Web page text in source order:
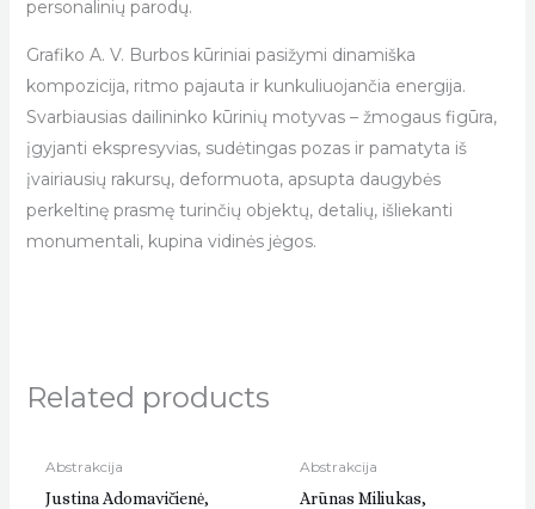
personalinių parodų.
Grafiko A. V. Burbos kūriniai pasižymi dinamiška
kompozicija, ritmo pajauta ir kunkuliuojančia energija.
Svarbiausias dailininko kūrinių motyvas – žmogaus figūra,
įgyjanti ekspresyvias, sudėtingas pozas ir pamatyta iš
įvairiausių rakursų, deformuota, apsupta daugybės
perkeltinę prasmę turinčių objektų, detalių, išliekanti
monumentali, kupina vidinės jėgos.
Related products
Abstrakcija
Justina Adomavičienė,
Abstrakcija
Arūnas Miliukas,